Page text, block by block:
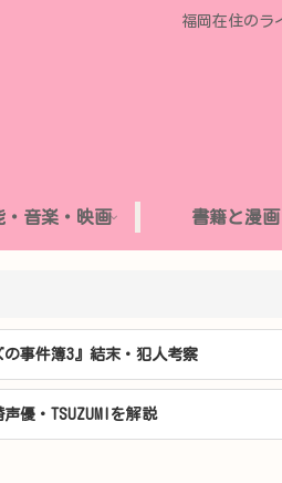
福岡在住のラ
・音楽・映画 書籍と漫画
の事件簿3』結末・犯人考察
優・TSUZUMIを解説